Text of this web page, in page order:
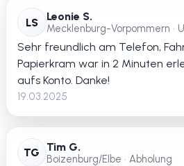
LS Leonie S.
Mecklenburg-Vorpommern •
Sehr freundlich am Telefon,
Papierkram war in 2 Minuten
aufs Konto. Danke!
19.03.2025
TG Tim G.
Boizenburg/Elbe • Abholung